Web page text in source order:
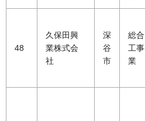
48
久保田興
業株式会
社
深
谷
市
総合
工事
業